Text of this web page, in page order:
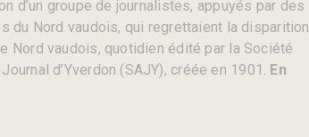
d’un groupe de journalistes, appuyés par des
du Nord vaudois, qui regrettaient la disparition
Nord vaudois, quotidien édité par la Société
d’Yverdon (SAJY), créée en 1901. En